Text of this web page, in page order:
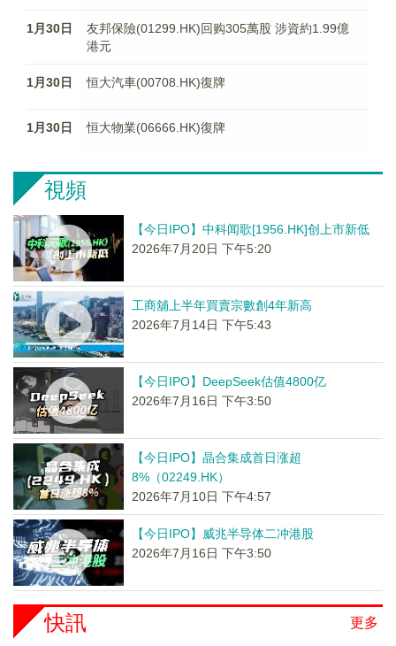
1月30日
友邦保險(01299.HK)回购305萬股 涉資約1.99億
港元
1月30日 恒大汽車(00708.HK)復牌
1月30日 恒大物業(06666.HK)復牌
視頻
【今日IPO】中科闻歌[1956.HK]创上市新低
2026年7月20日 下午5:20
工商舖上半年買賣宗數創4年新高
2026年7月14日 下午5:43
【今日IPO】DeepSeek估值4800亿
2026年7月16日 下午3:50
【今日IPO】晶合集成首日涨超
8%（02249.HK）
2026年7月10日 下午4:57
【今日IPO】威兆半导体二冲港股
2026年7月16日 下午3:50
更多
快訊